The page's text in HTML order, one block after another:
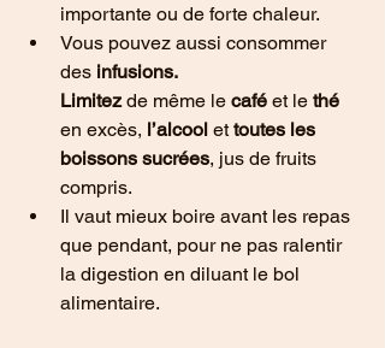
importante ou de forte chaleur.
Vous pouvez aussi consommer
des infusions.
Limitez de même le café et le thé
en excès, l’alcool et toutes les
boissons sucrées, jus de fruits
compris.
Il vaut mieux boire avant les repas
que pendant, pour ne pas ralentir
la digestion en diluant le bol
alimentaire.